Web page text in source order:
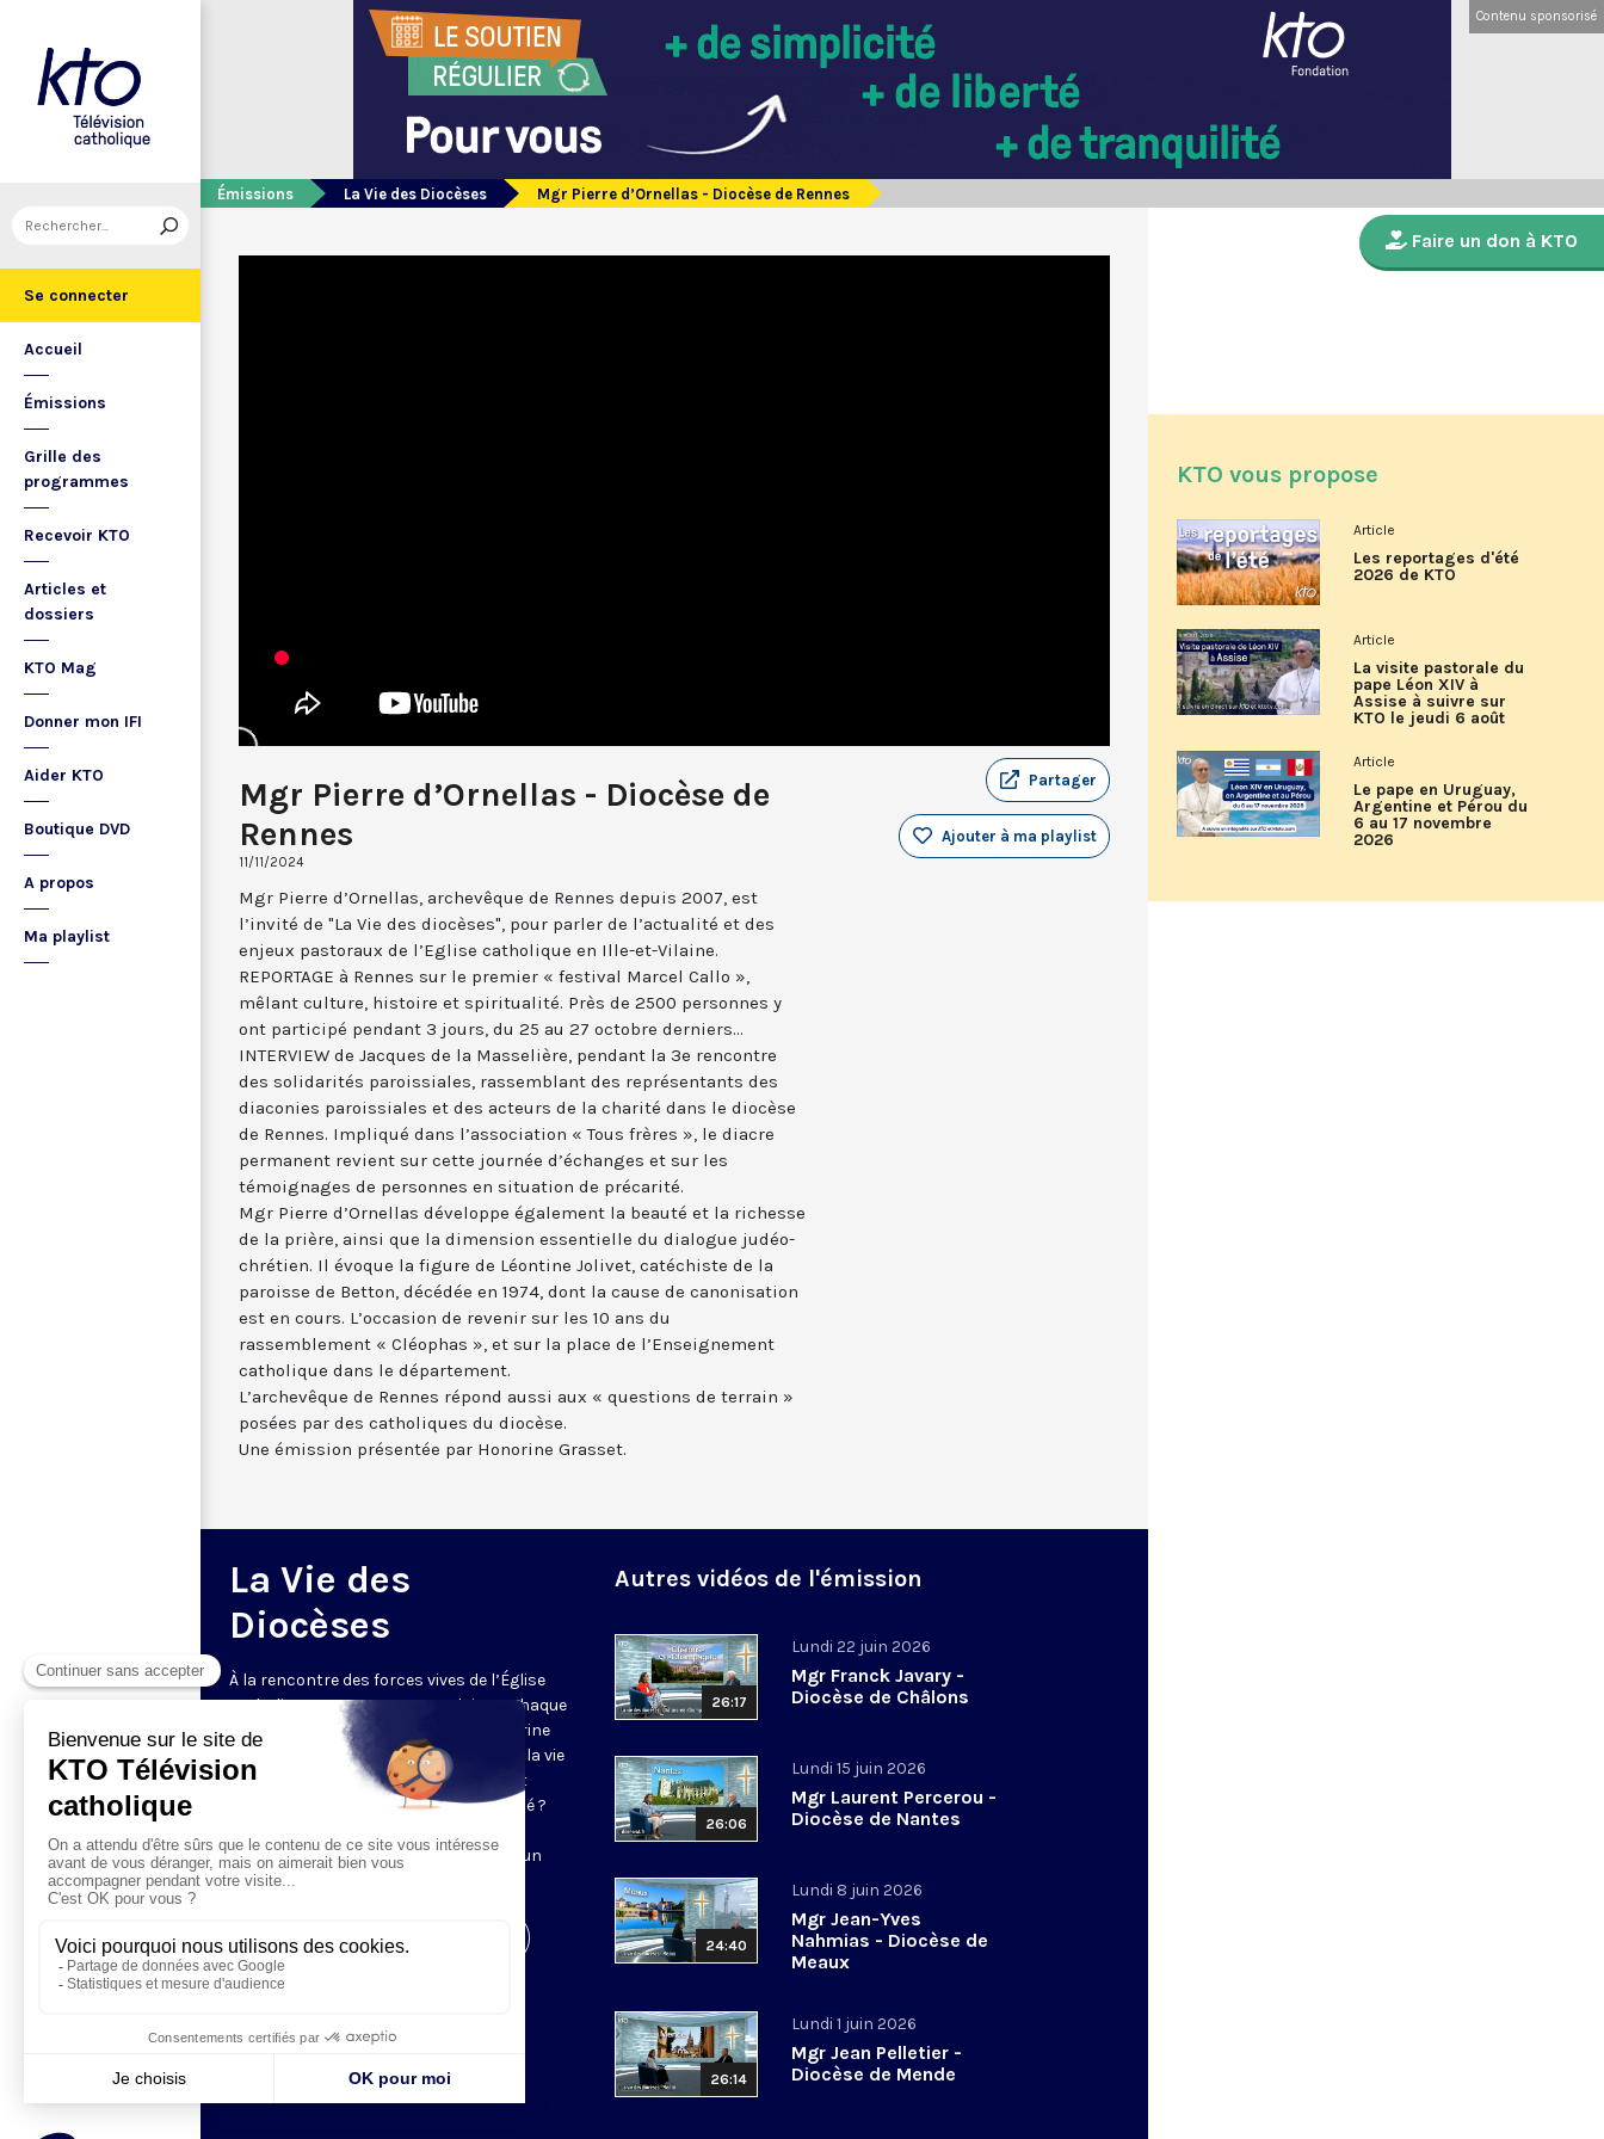
Se connecter
Accueil
Émissions
Grille des
programmes
Recevoir KTO
Articles et
dossiers
KTO Mag
Donner mon IFI
Aider KTO
Boutique DVD
A propos
Ma playlist
Contenu sponsorisé
Émissions La Vie des Diocèses Mgr Pierre d’Ornellas - Diocèse de Rennes
Mgr Pierre d’Ornellas - Diocèse de
Rennes
11/11/2024
Partager
Ajouter à ma playlist
Mgr Pierre d’Ornellas, archevêque de Rennes depuis 2007, est
l’invité de "La Vie des diocèses", pour parler de l’actualité et des
enjeux pastoraux de l’Eglise catholique en Ille-et-Vilaine.
REPORTAGE à Rennes sur le premier « festival Marcel Callo »,
mêlant culture, histoire et spiritualité. Près de 2500 personnes y
ont participé pendant 3 jours, du 25 au 27 octobre derniers...
INTERVIEW de Jacques de la Masselière, pendant la 3e rencontre
des solidarités paroissiales, rassemblant des représentants des
diaconies paroissiales et des acteurs de la charité dans le diocèse
de Rennes. Impliqué dans l’association « Tous frères », le diacre
permanent revient sur cette journée d’échanges et sur les
témoignages de personnes en situation de précarité.
Mgr Pierre d’Ornellas développe également la beauté et la richesse
de la prière, ainsi que la dimension essentielle du dialogue judéo-
chrétien. Il évoque la figure de Léontine Jolivet, catéchiste de la
paroisse de Betton, décédée en 1974, dont la cause de canonisation
est en cours. L’occasion de revenir sur les 10 ans du
rassemblement « Cléophas », et sur la place de l’Enseignement
catholique dans le département.
L’archevêque de Rennes répond aussi aux « questions de terrain »
posées par des catholiques du diocèse.
Une émission présentée par Honorine Grasset.
La Vie des
Diocèses
À la rencontre des forces vives de l’Église
catholique en France et en Belgique. Chaque
semaine, un évêque est reçu par Honorine
Grasset pour remettre en perspective la vie
et l’actualité de son diocèse. Comment
l’Evangile est-il concrètement annoncé ?
Reportages et interviews nourrissent un
échange franc et direct.
Visiter la page de l'émission
Autres vidéos de l'émission
26:17
Lundi 22 juin 2026
Mgr Franck Javary -
Diocèse de Châlons
26:06
Lundi 15 juin 2026
Mgr Laurent Percerou -
Diocèse de Nantes
24:40
Lundi 8 juin 2026
Mgr Jean-Yves
Nahmias - Diocèse de
Meaux
26:14
Lundi 1 juin 2026
Mgr Jean Pelletier -
Diocèse de Mende
Faire un don à KTO
KTO vous propose
Article
Les reportages d'été
2026 de KTO
Article
La visite pastorale du
pape Léon XIV à
Assise à suivre sur
KTO le jeudi 6 août
Article
Le pape en Uruguay,
Argentine et Pérou du
6 au 17 novembre
2026